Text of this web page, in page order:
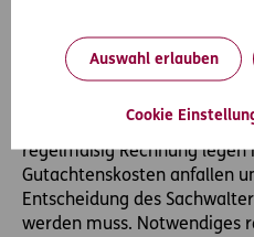
Auswahl erlauben
Cookie
Wo die gesetzliche
ist grundsätzlich vom
bestellen. Eine solche
Nachteile, als der
regelmäßig Rechnung legen
Gutachtenskosten anfallen
Entscheidung des
werden muss. Notwendiges